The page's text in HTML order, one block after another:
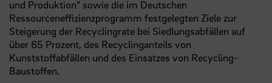
und Produktion“ sowie die im Deutschen
Ressourceneffizienzprogramm festgelegten Ziele zur
Steigerung der Recyclingrate bei Siedlungsabfällen auf
über 65 Prozent, des Recyclinganteils von
Kunststoffabfällen und des Einsatzes von Recycling-
Baustoffen.